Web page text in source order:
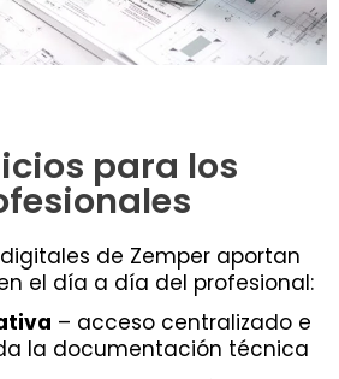
para los
de Zemper aportan
el día a día del profesional:
– acceso centralizado e
la documentación técnica